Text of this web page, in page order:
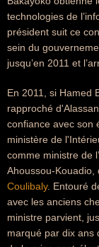
technologies de
président suit ce
sein du
jusqu’en 2011 et
En 2011, si Hamed
rapproché
confiance avec son
ministère de
comme ministre de
Ahoussou-Kouadio,
Coulibaly. Entouré
avec les anciens
ministre parvient,
marqué par dix ans